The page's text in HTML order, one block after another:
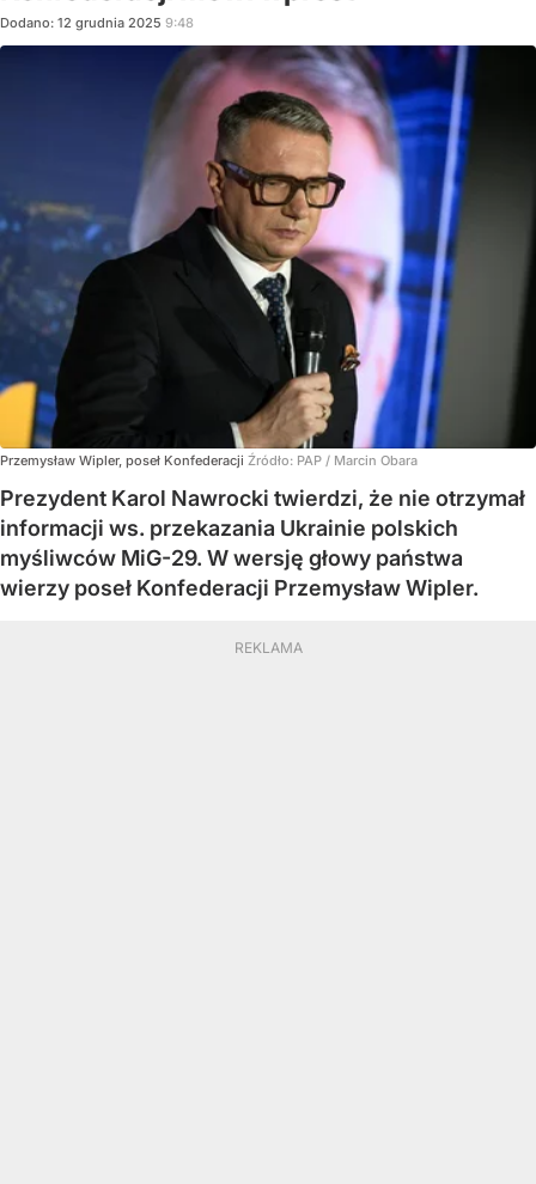
Dodano: 12 grudnia 2025 9:48
Przemysław Wipler, poseł Konfederacji Źródło: PAP / Marcin Obara
Prezydent Karol Nawrocki twierdzi, że nie otrzymał
informacji ws. przekazania Ukrainie polskich
myśliwców MiG-29. W wersję głowy państwa
wierzy poseł Konfederacji Przemysław Wipler.